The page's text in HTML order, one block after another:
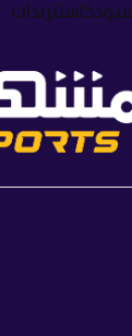
بودكاستترندات